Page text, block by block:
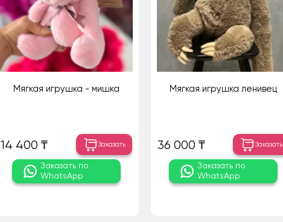
Мягкая игрушка - мишка
14 400 ₸ Заказать
Заказать по
WhatsApp
Мягкая игрушка ленивец
36 000 ₸ Заказать
Заказать по
WhatsApp